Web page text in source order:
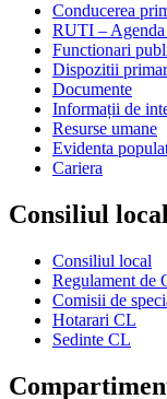
Conducerea
RUTI –
Functionari
Dispozitii primar
Documente
Informații de
Resurse umane
Evidenta
Cariera
Consiliul
Consiliul local
Regulament de
Comisii de
Hotarari CL
Sedinte CL